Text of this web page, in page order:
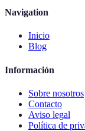
Navigation
Inicio
Blog
Información
Sobre nosotros
Contacto
Aviso legal
Política de